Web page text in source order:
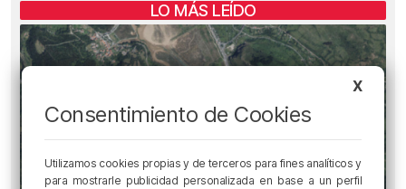
LO MÁS LEÍDO
X
Consentimiento de Cookies
Utilizamos cookies propias y de terceros para fines analíticos y
para mostrarle publicidad personalizada en base a un perfil